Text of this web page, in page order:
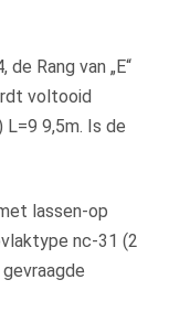
Rang van „E“
voltooid
9,5m. Is de
lassen-op
nc-31 (2